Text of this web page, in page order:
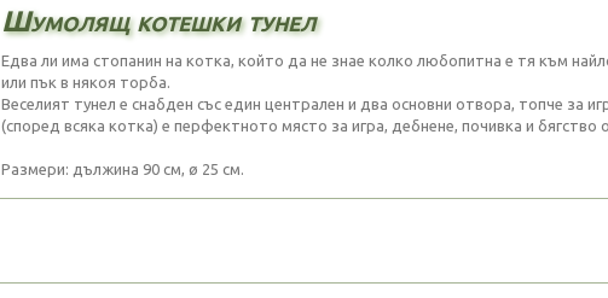
Шумолящ котешки тунел
Едва ли има стопанин на котка, който да не знае колко любопитна е тя към
или пък в някоя торба.
Веселият тунел е снабден със един централен и два основни отвора, топче за
(според всяка котка) е перфектното място за игра, дебнене, почивка и бягство
Размери: дължина 90 см, ø 25 см.